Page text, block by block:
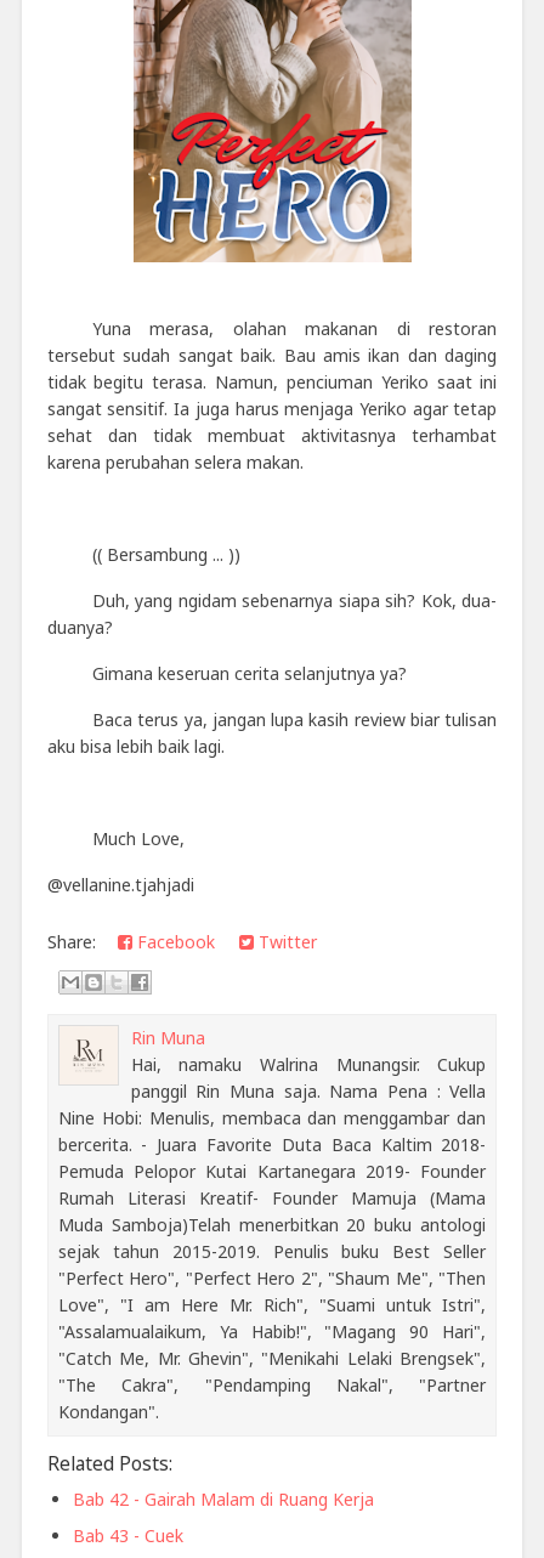
Yuna merasa, olahan makanan di restoran
tersebut sudah sangat baik. Bau amis ikan dan daging
tidak begitu terasa. Namun, penciuman Yeriko saat ini
sangat sensitif. Ia juga harus menjaga Yeriko agar tetap
sehat dan tidak membuat aktivitasnya terhambat
karena perubahan selera makan.
(( Bersambung ... ))
Duh, yang ngidam sebenarnya siapa sih? Kok, dua-
duanya?
Gimana keseruan cerita selanjutnya ya?
Baca terus ya, jangan lupa kasih review biar tulisan
aku bisa lebih baik lagi.
Much Love,
@vellanine.tjahjadi
Share: Facebook Twitter
Rin Muna
Hai, namaku Walrina Munangsir. Cukup
panggil Rin Muna saja. Nama Pena : Vella
Nine Hobi: Menulis, membaca dan menggambar dan
bercerita. - Juara Favorite Duta Baca Kaltim 2018-
Pemuda Pelopor Kutai Kartanegara 2019- Founder
Rumah Literasi Kreatif- Founder Mamuja (Mama
Muda Samboja)Telah menerbitkan 20 buku antologi
sejak tahun 2015-2019. Penulis buku Best Seller
"Perfect Hero", "Perfect Hero 2", "Shaum Me", "Then
Love", "I am Here Mr. Rich", "Suami untuk Istri",
"Assalamualaikum, Ya Habib!", "Magang 90 Hari",
"Catch Me, Mr. Ghevin", "Menikahi Lelaki Brengsek",
"The Cakra", "Pendamping Nakal", "Partner
Kondangan".
Related Posts:
Bab 42 - Gairah Malam di Ruang Kerja
Bab 43 - Cuek